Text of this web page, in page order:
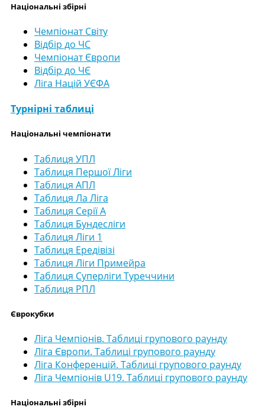
Національні збірні
Чемпіонат Світу
Відбір до ЧС
Чемпіонат Європи
Відбір до ЧЄ
Ліга Націй УЄФА
Турнірні таблиці
Національні чемпіонати
Таблиця УПЛ
Таблиця Першої Ліги
Таблиця АПЛ
Таблиця Ла Ліга
Таблиця Серії А
Таблиця Бундесліги
Таблиця Ліги 1
Таблиця Ередівізі
Таблиця Ліги Примейра
Таблиця Суперліги Туреччини
Таблиця РПЛ
Єврокубки
Ліга Чемпіонів. Таблиці групового раунду
Ліга Європи. Таблиці групового раунду
Ліга Конференцій. Таблиці групового раунду
Ліга Чемпіонів U19. Таблиці групового раунду
Національні збірні